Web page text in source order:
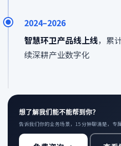
2024–2026
智慧环卫产品线上线，累
续深耕产业数字化
想了解我们能不能帮到你？
告诉我们你的业务场景，15 分钟聊清楚，专